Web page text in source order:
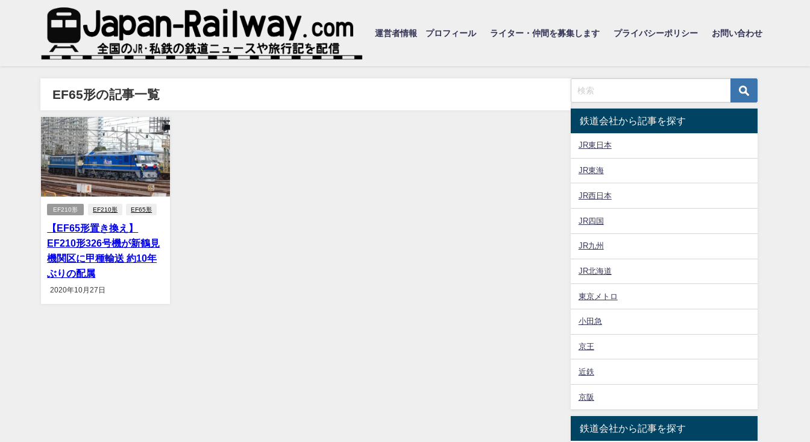
運営者情報 プロフィール ライター・仲間を募集します プライバシーポリシー お問い合わせ
EF65形の記事一覧
EF210形 EF210形 EF65形
【EF65形置き換え】
EF210形326号機が新鶴見
機関区に甲種輸送 約10年
ぶりの配属
2020年10月27日
鉄道会社から記事を探す
JR東日本
JR東海
JR西日本
JR四国
JR九州
JR北海道
東京メトロ
小田急
京王
近鉄
京阪
鉄道会社から記事を探す